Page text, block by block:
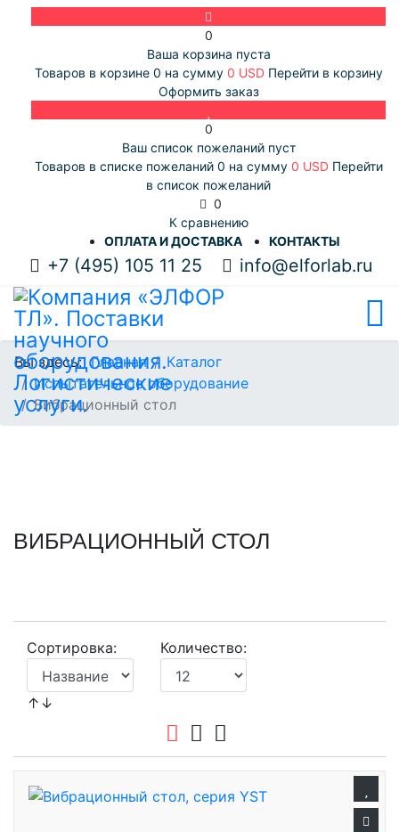
0
Ваша корзина пуста
Товаров в корзине 0 на сумму 0 USD Перейти в корзину
Оформить заказ
0
Ваш список пожеланий пуст
Товаров в списке пожеланий 0 на сумму 0 USD Перейти
в список пожеланий
0
К сравнению
ОПЛАТА И ДОСТАВКА
КОНТАКТЫ
+7 (495) 105 11 25 info@elforlab.ru
Вы здесь:Главная
Каталог
Испытательное оборудование
Вибрационный стол
ВИБРАЦИОННЫЙ СТОЛ
Сортировка:
↑↓
Количество: